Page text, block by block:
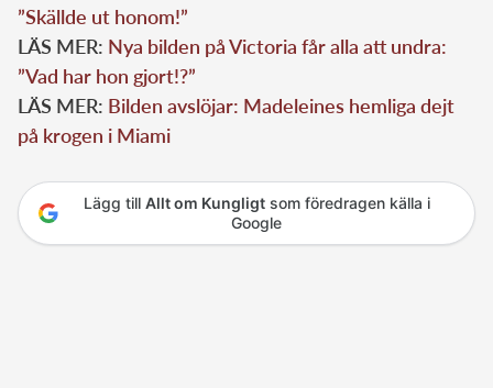
”Skällde ut honom!”
LÄS MER: Nya bilden på Victoria får alla att undra:
”Vad har hon gjort!?”
LÄS MER: Bilden avslöjar: Madeleines hemliga dejt
på krogen i Miami
Lägg till Allt om Kungligtsom föredragen källa i
Google